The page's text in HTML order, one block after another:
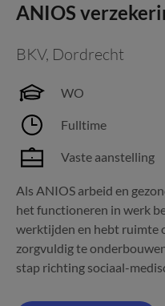
ANIOS
BKV, Dordrecht
WO
Fulltime
Vaste aanstelling
Als ANIOS arbeid en
het functioneren in werk
werktijden en hebt ruimte
zorgvuldig te
stap richting sociaal-